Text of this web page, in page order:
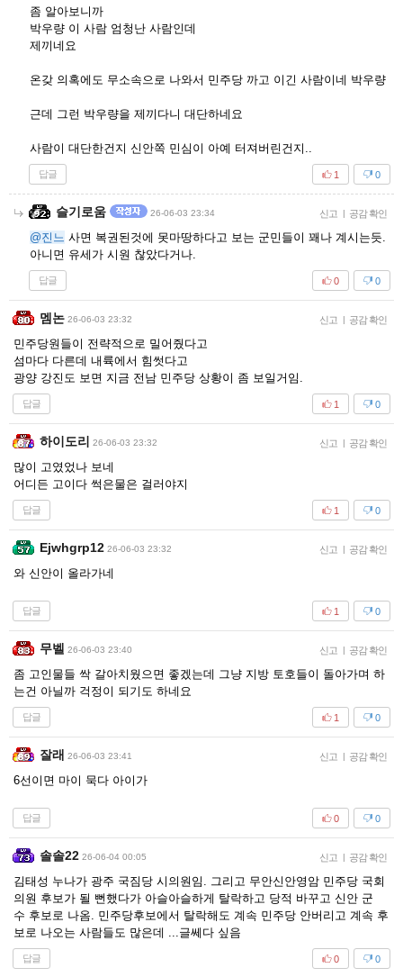
좀 알아보니까
박우량 이 사람 엄청난 사람인데
제끼네요
온갖 의혹에도 무소속으로 나와서 민주당 까고 이긴 사람이네 박우량
근데 그런 박우량을 제끼다니 대단하네요
사람이 대단한건지 신안쪽 민심이 아예 터져버린건지..
답글 0
1
슬기로움 26-06-03 23:34 신고 | 공감 확인
@진느 사면 복권된것에 못마땅하다고 보는 군민들이 꽤나 계시는듯.
아니면 유세가 시원 찮았다거나.
답글 0
0
멤논 26-06-03 23:32 신고 | 공감 확인
민주당원들이 전략적으로 밀어줬다고
섬마다 다른데 내륙에서 힘썻다고
광양 강진도 보면 지금 전남 민주당 상황이 좀 보일거임.
답글 0
1
하이도리 26-06-03 23:32 신고 | 공감 확인
많이 고였었나 보네
어디든 고이다 썩은물은 걸러야지
답글 0
1
Ejwhgrp12 26-06-03 23:32 신고 | 공감 확인
와 신안이 올라가네
답글 0
1
무벨 26-06-03 23:40 신고 | 공감 확인
좀 고인물들 싹 갈아치웠으면 좋겠는데 그냥 지방 토호들이 돌아가며 하
는건 아닐까 걱정이 되기도 하네요
답글 0
1
잘래 26-06-03 23:41 신고 | 공감 확인
6선이면 마이 묵다 아이가
답글 0
0
솔솔22 26-06-04 00:05 신고 | 공감 확인
김태성 누나가 광주 국짐당 시의원임. 그리고 무안신안영암 민주당 국회
의원 후보가 될 뻔했다가 아슬아슬하게 탈락하고 당적 바꾸고 신안 군
수 후보로 나옴. 민주당후보에서 탈락해도 계속 민주당 안버리고 계속 후
보로 나오는 사람들도 많은데 ...글쎄다 싶음
답글 0
0